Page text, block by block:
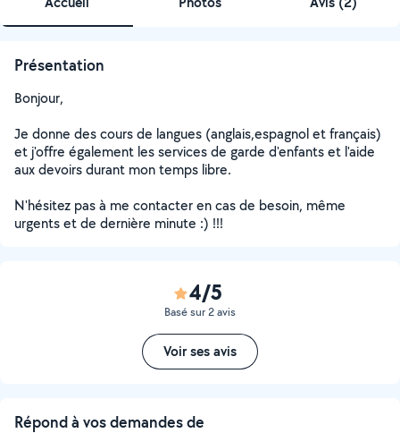
Présentation
Bonjour,
Je donne des cours de langues (anglais,espagnol et français)
et j'offre également les services de garde d'enfants et l'aide
aux devoirs durant mon temps libre.
N'hésitez pas à me contacter en cas de besoin, même
urgents et de dernière minute :) !!!
4/5
Basé sur 2 avis
Voir ses avis
Répond à vos demandes de